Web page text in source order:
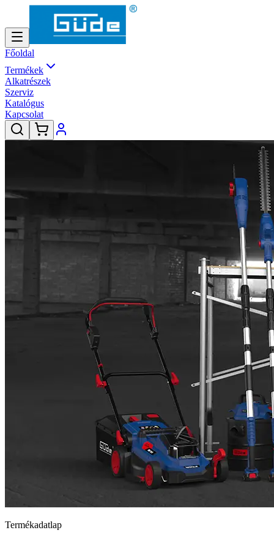
Főoldal
Termékek
Alkatrészek
Szerviz
Katalógus
Kapcsolat
Termékadatlap